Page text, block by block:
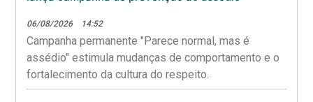
06/08/2026 14:52
Campanha permanente "Parece normal, mas é
assédio" estimula mudanças de comportamento e o
fortalecimento da cultura do respeito.